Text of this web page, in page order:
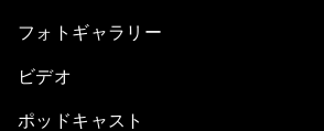
フォトギャラリー
ビデオ
ポッドキャスト